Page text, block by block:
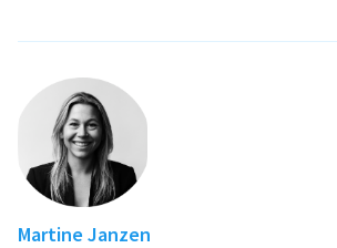
Martine Janzen